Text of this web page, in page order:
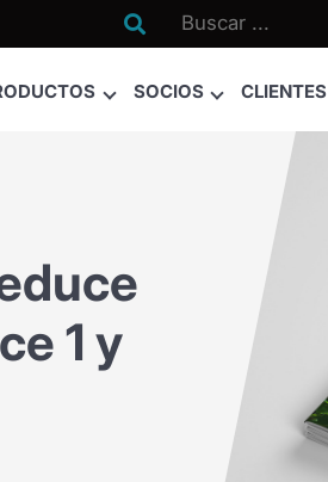

SOCIOS CLIENTES
1 y